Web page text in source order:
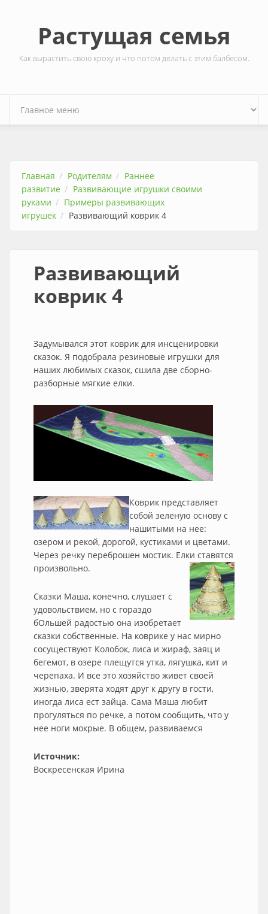
Растущая семья
Как вырастить свою кроху и что потом делать с этим балбесом.
Главная Родителям
Раннее
развитие
Развивающие игрушки своими
руками
Примеры развивающих
игрушек
Развивающий коврик 4
Развивающий
коврик 4
Задумывался этот коврик для инсценировки
сказок. Я подобрала резиновые игрушки для
наших любимых сказок, сшила две сборно-
разборные мягкие елки.
Коврик представляет
собой зеленую основу с
нашитыми на нее:
озером и рекой, дорогой, кустиками и цветами.
Через речку переброшен мостик. Елки ставятся
произвольно.
Сказки Маша, конечно, слушает с
удовольствием, но с гораздо
бОльшей радостью она изобретает
сказки собственные. На коврике у нас мирно
сосуществуют Колобок, лиса и жираф, заяц и
бегемот, в озере плещутся утка, лягушка, кит и
черепаха. И все это хозяйство живет своей
жизнью, зверята ходят друг к другу в гости,
иногда лиса ест зайца. Сама Маша любит
прогуляться по речке, а потом сообщить, что у
нее ноги мокрые. В общем, развиваемся
Источник:
Воскресенская Ирина